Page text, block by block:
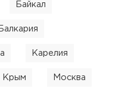
Байкал
Карелия
Крым Москва